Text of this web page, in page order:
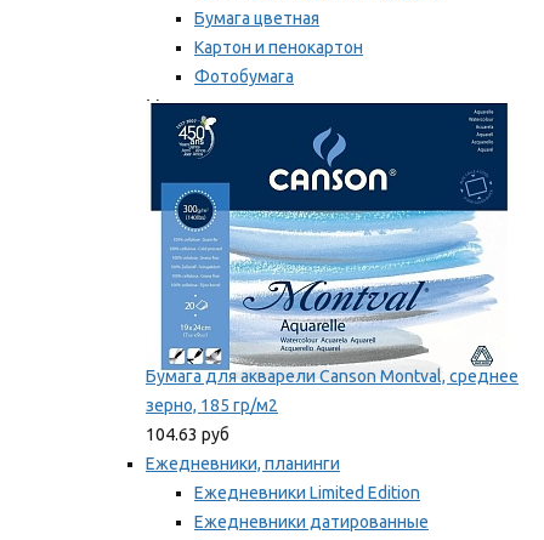
Бумага цветная
Картон и пенокартон
Фотобумага
Мы рекомендуем
Бумага для акварели Canson Montval, среднее
зерно, 185 гр/м2
104.63 руб
Ежедневники, планинги
Ежедневники Limited Edition
Ежедневники датированные